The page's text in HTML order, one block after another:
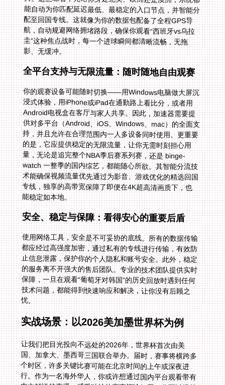
影、无缓冲。
全平台支持与无限流量：随时随地自由观赛
你的观赛设备可能随时切换——用Windows电脑做大屏沉
浸式体验，用iPhone或iPad在通勤路上看比分，或者用
Android电视盒在客厅与家人共享。因此，加速器需要提
供对多平台（Android、iOS、Windows、mac）的全面支
持，并且允许在合理范围内一人多设备同时使用。更重要
的是，它应提供稳定的无限流量，让你无需时刻担心用
量，无论是追完整个NBA季后赛系列赛，还是 binge-
watch 一整季的国内综艺，都能随心所欲。其智能分流技
术能确保视频流量优先通过为影音、游戏优化的精选回国
专线，独享的高带宽保障了即便在4K超高清画质下，也
能稳定如本地。
安全、稳定与保障：看得安心的重要后盾
使用网络工具，安全是不可妥协的底线。所有的数据传输
都应经过高强度加密，通过私有的专线进行传输，有效防
止信息泄露，保护你的个人隐私和账号安全。此外，稳定
的服务离不开强大的售后团队。专业的技术团队提供实时
保障，一旦在观看“葡萄牙对韩国”的历史回放时遇到任何
技术问题，都能得到快速响应和解决，让你没有后顾之
忧。
实战场景：以2026美加墨世界杯为例
让我们把目光投向不远处的2026年，世界杯首次由美
国、加拿大、墨西哥三国联合举办。届时，赛事将横跨多
个时区，许多关键比赛可能在北京时间的上午或深夜进
行。作为一名海外华人，你或许想通过国内平台观看带有
中文解说的直播，感受独特的赛事评论氛围。你可以提前
在手机和电脑上安装好加速器，连接上智能推荐的回国线
路。无论是通过公司电脑的网页端偷偷关注一场小组赛，
还是周末在家用电视投屏享受决赛盛宴，优质加速器都能
确保你像在国内一样，无拘无束地接入咪咕或央视的直播
流，与国内的亲友同步欢呼，不再因“地区限制”而成为赛